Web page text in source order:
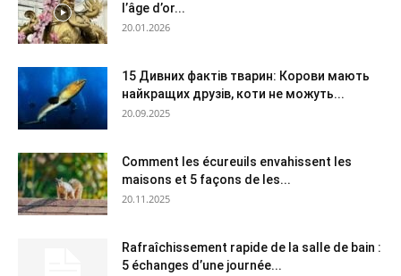
l’âge d’or...
20.01.2026
15 Дивних фактів тварин: Корови мають
найкращих друзів, коти не можуть...
20.09.2025
Comment les écureuils envahissent les
maisons et 5 façons de les...
20.11.2025
Rafraîchissement rapide de la salle de bain :
5 échanges d’une journée...